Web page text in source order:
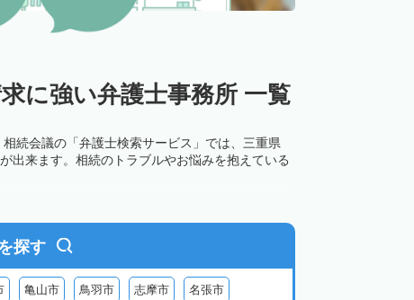
に強い弁護士事務所 一覧
続会議の「弁護士検索サービス」では、三重県
出来ます。相続のトラブルやお悩みを抱えている
探す
亀山市 鳥羽市 志摩市 名張市